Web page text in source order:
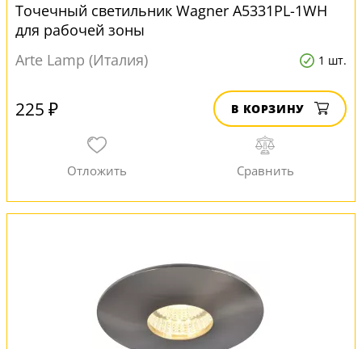
Точечный светильник Wagner A5331PL-1WH
для рабочей зоны
Arte Lamp (Италия)
1 шт.
225 ₽ В КОРЗИНУ